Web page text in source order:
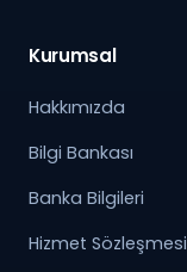
Kurumsal
Hakkımızda
Bilgi Bankası
Banka Bilgileri
Hizmet Sözleşmesi